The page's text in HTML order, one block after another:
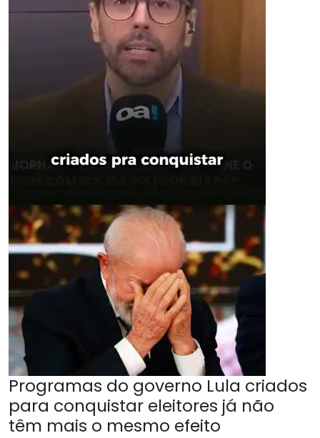
Programas do governo Lula criados
para conquistar eleitores já não
têm mais o mesmo efeito